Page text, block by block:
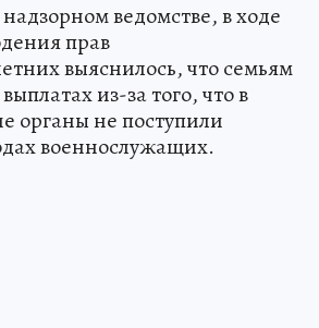
ведомстве, в ходе
прав
выяснилось, что семьям
из-за того, что в
органы не поступили
военнослужащих.